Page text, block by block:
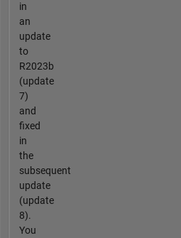
in
an
update
to
R2023b
(update
7)
and
fixed
in
the
subsequent
update
(update
8).
You